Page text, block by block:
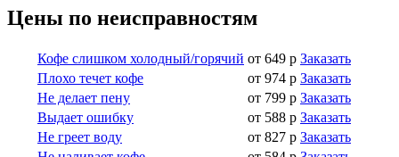
Цены по неисправностям
Кофе слишком холодный/горячий от 649 р Заказать
Плохо течет кофе
от 974 р Заказать
Не делает пену
от 799 р Заказать
Выдает ошибку
от 588 р Заказать
Не греет воду
от 827 р Заказать